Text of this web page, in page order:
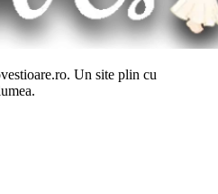
Un site plin cu